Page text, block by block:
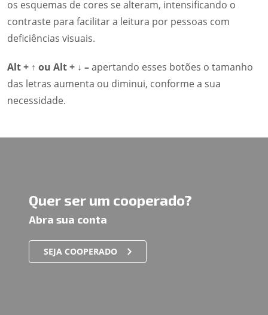
os esquemas de cores se alteram, intensificando o
contraste para facilitar a leitura por pessoas com
deficiências visuais.
Alt + ↑ ou Alt + ↓ –apertando esses botões o tamanho
das letras aumenta ou diminui, conforme a sua
necessidade.
Quer ser um cooperado?
Abra sua conta
SEJA COOPERADO